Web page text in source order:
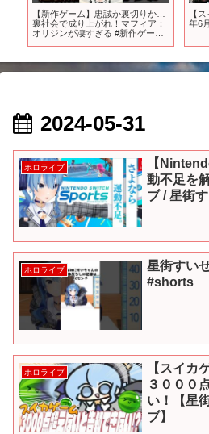
【新作ゲーム】忠誠か裏切りか…
裏社会で成り上がれ！マフィア：
オリジンが凄すぎる #新作ゲーム
【
年6
2024-05-31
ホロライブ
【
動不足を
ブ / 星街す
ホロライブ
星街すい
#shorts
ホロライブ
【スイカ
３０００
い！【星
ブ】